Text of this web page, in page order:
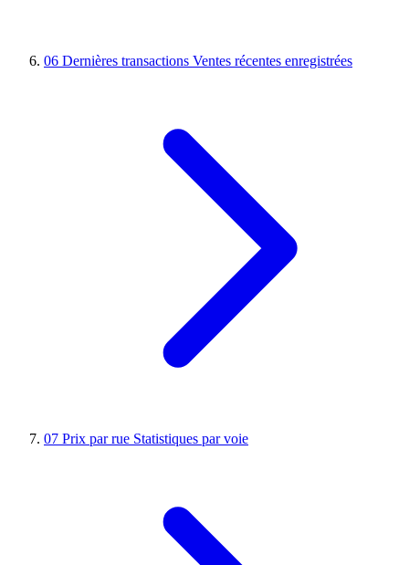
06 Dernières transactions Ventes récentes enregistrées
07 Prix par rue Statistiques par voie